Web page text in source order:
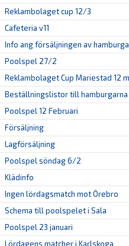
Reklambolaget cup 12/3
Cafeteria v11
Info ang försäljningen av
Poolspel 27/2
Reklambolaget Cup Mariestad 12
Beställningslistor till hamburgarna
Poolspel 12 Februari
Försäljning
Lagförsäljning
Poolspel söndag 6/2
Klädinfo
Ingen lördagsmatch mot Örebro
Schema till poolspelet i Sala
Poolspel 23 januari
Lördagens matcher i Karlskoga